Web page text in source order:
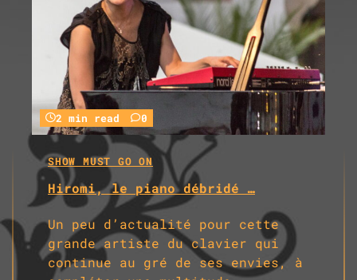
2 min read 0
SHOW MUST GO ON
Hiromi, le piano débridé …
Un peu d’actualité pour cette
grande artiste du clavier qui
continue au gré de ses envies, à